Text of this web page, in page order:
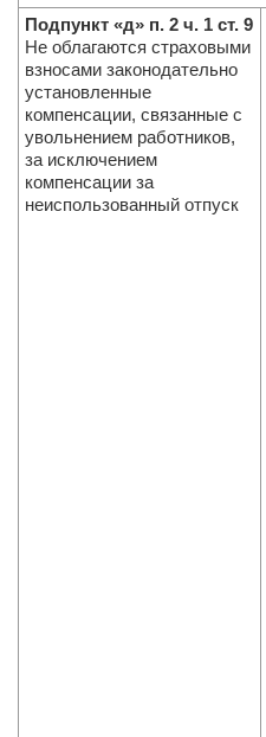
Подпункт «д» п. 2 ч. 1 ст. 9
Не облагаются страховыми
взносами законодательно
установленные
компенсации, связанные с
увольнением работников,
за исключением
компенсации за
неиспользованный отпуск